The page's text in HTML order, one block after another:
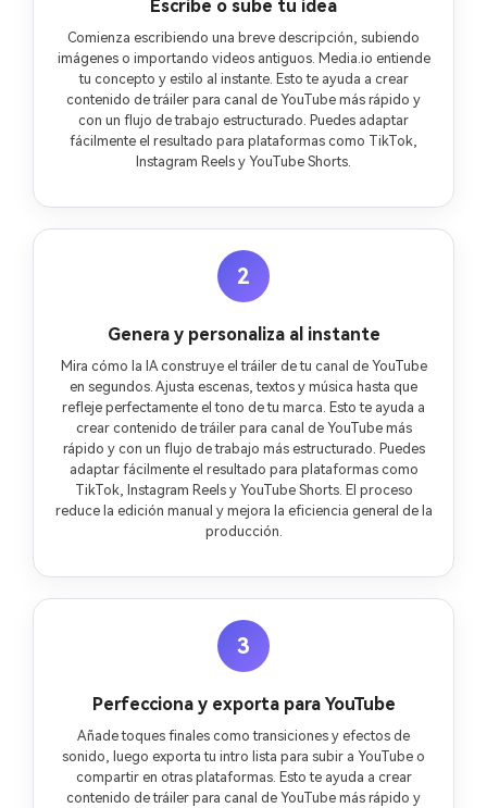
Escribe o sube tu idea
Comienza escribiendo una breve descripción, subiendo
imágenes o importando videos antiguos. Media.io entiende
tu concepto y estilo al instante. Esto te ayuda a crear
contenido de tráiler para canal de YouTube más rápido y
con un flujo de trabajo estructurado. Puedes adaptar
fácilmente el resultado para plataformas como TikTok,
Instagram Reels y YouTube Shorts.
2
Genera y personaliza al instante
Mira cómo la IA construye el tráiler de tu canal de YouTube
en segundos. Ajusta escenas, textos y música hasta que
refleje perfectamente el tono de tu marca. Esto te ayuda a
crear contenido de tráiler para canal de YouTube más
rápido y con un flujo de trabajo más estructurado. Puedes
adaptar fácilmente el resultado para plataformas como
TikTok, Instagram Reels y YouTube Shorts. El proceso
reduce la edición manual y mejora la eficiencia general de la
producción.
3
Perfecciona y exporta para YouTube
Añade toques finales como transiciones y efectos de
sonido, luego exporta tu intro lista para subir a YouTube o
compartir en otras plataformas. Esto te ayuda a crear
contenido de tráiler para canal de YouTube más rápido y